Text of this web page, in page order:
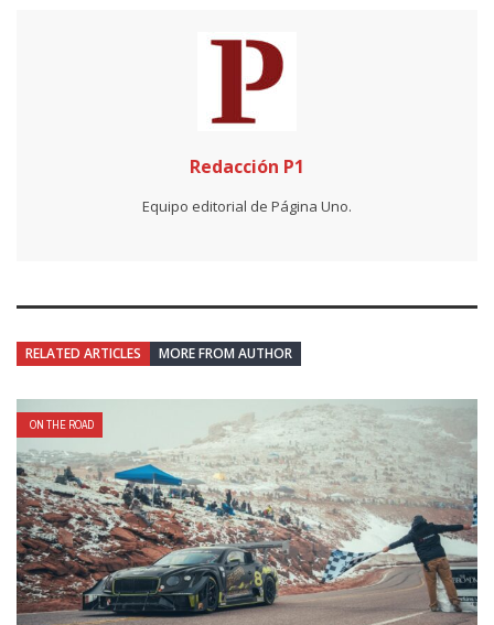
Redacción P1
Equipo editorial de Página Uno.
RELATED ARTICLES MORE FROM AUTHOR
ON THE ROAD